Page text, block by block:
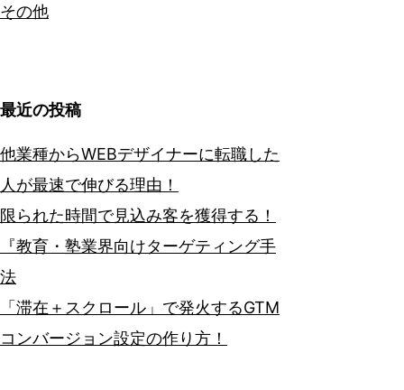
その他
最近の投稿
他業種からWEBデザイナーに転職した
人が最速で伸びる理由！
限られた時間で見込み客を獲得する！
『教育・塾業界向けターゲティング手
法
「滞在＋スクロール」で発火するGTM
コンバージョン設定の作り方！